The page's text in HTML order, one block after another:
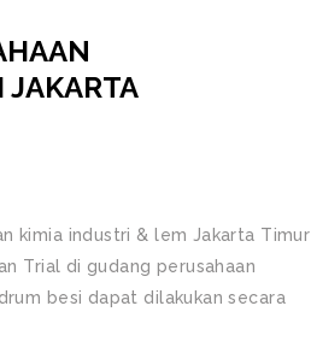
kimia industri & lem Jakarta Timur
Trial di gudang perusahaan
besi dapat dilakukan secara